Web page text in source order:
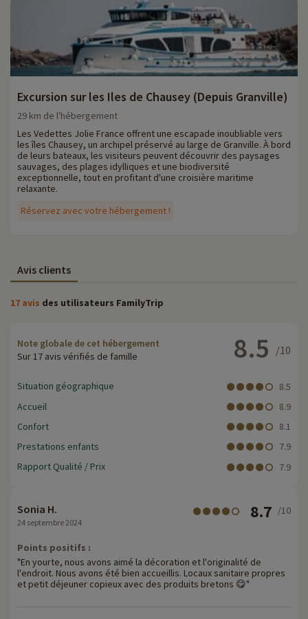
Excursion sur les Iles de Chausey (Depuis Granville)
Réservez avec votre hébergement !
29 km de l'hébergement
Les Vedettes Jolie France offrent une escapade inoubliable vers
les îles Chausey, un archipel préservé au large de Granville. À bord
de leurs bateaux, les visiteurs peuvent découvrir des paysages
sauvages, des plages idylliques et une biodiversité
exceptionnelle, tout en profitant d'une croisière maritime
relaxante.
Avis clients
17 avis des utilisateurs FamilyTrip
Note globale de cet hébergement
Sur 17 avis vérifiés de famille
8.5 /10
Situation géographique
8.5
Accueil
8.9
Confort
8.1
Prestations enfants
7.9
Rapport Qualité / Prix
7.9
Sonia H.
24 septembre 2024
8.7 /10
Points positifs :
"En yourte, nous avons aimé la décoration et l'originalité de
l'endroit. Nous avons été bien accueillis. Locaux sanitaire propres
et petit déjeuner copieux avec des produits bretons 😋"